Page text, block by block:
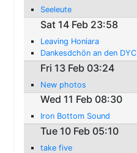
Seeleute
Sat 14 Feb 23:58
Leaving Honiara
Dankesdchön an den DYC
Fri 13 Feb 03:24
New photos
Wed 11 Feb 08:30
Iron Bottom Sound
Tue 10 Feb 05:10
take five